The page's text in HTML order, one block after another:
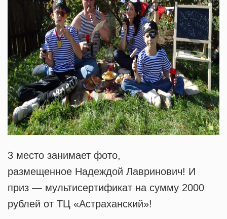
3 место занимает фото,
размещенное Надеждой Лавринович! И
приз — мультисертификат на сумму 2000
рублей от ТЦ «Астраханский»!